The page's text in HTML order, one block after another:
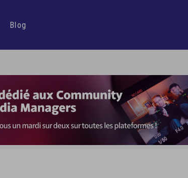
Blog